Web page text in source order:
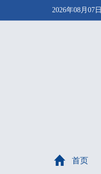
2026年08月07
首页